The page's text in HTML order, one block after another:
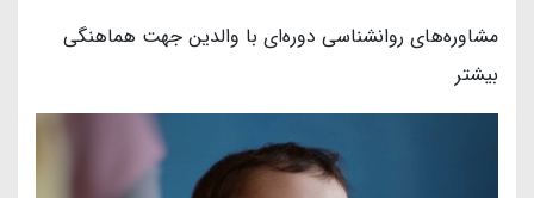
مشاوره‌های روانشناسی دوره‌ای با والدین جهت هماهنگی
بیشتر